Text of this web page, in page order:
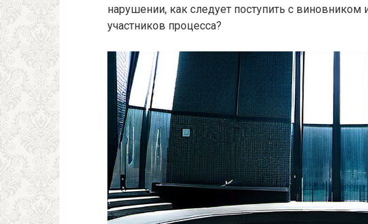
нарушении, как следует поступить с
участников процесса?